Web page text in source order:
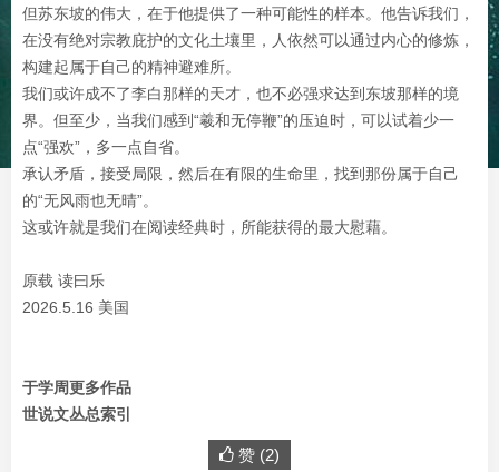
但苏东坡的伟大，在于他提供了一种可能性的样本。他告诉我们，
在没有绝对宗教庇护的文化土壤里，人依然可以通过内心的修炼，
构建起属于自己的精神避难所。
我们或许成不了李白那样的天才，也不必强求达到东坡那样的境
界。但至少，当我们感到“羲和无停鞭”的压迫时，可以试着少一
点“强欢”，多一点自省。
承认矛盾，接受局限，然后在有限的生命里，找到那份属于自己
的“无风雨也无晴”。
这或许就是我们在阅读经典时，所能获得的最大慰藉。
原载 读曰乐
2026.5.16 美国
于学周更多作品
世说文丛总索引
赞 (2)